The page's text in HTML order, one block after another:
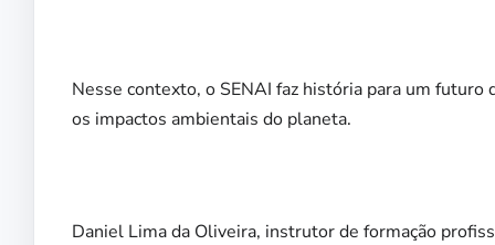
Nesse contexto, o SENAI faz história para um futuro
os impactos ambientais do planeta.
Daniel Lima da Oliveira, instrutor de formação